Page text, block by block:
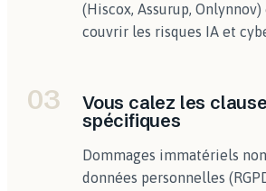
(Hiscox, Assurup, Onlynnov)
couvrir les risques IA et
03
Vous calez les
spécifiques
Dommages immatériels
données personnelles